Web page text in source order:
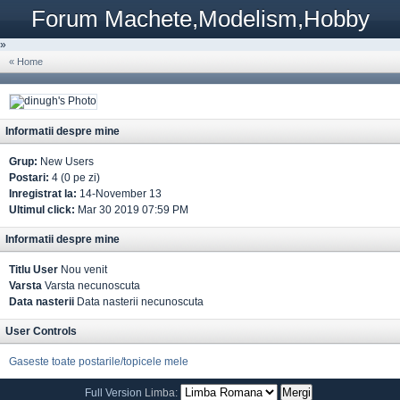
Forum Machete,Modelism,Hobby
»
« Home
Informatii despre mine
Grup: New Users
Postari: 4 (0 pe zi)
Inregistrat la: 14-November 13
Ultimul click: Mar 30 2019 07:59 PM
Informatii despre mine
Titlu User Nou venit
Varsta Varsta necunoscuta
Data nasterii Data nasterii necunoscuta
User Controls
Gaseste toate postarile/topicele mele
Full Version Limba: